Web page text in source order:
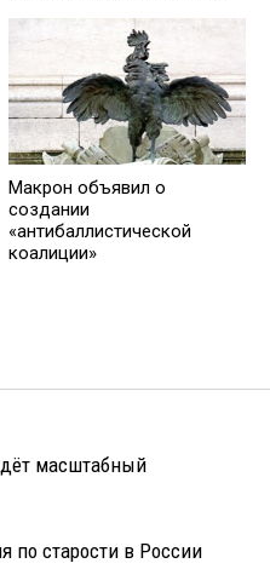
Макрон объявил о
создании
«антибаллистической
коалиции»
масштабный
по старости в России